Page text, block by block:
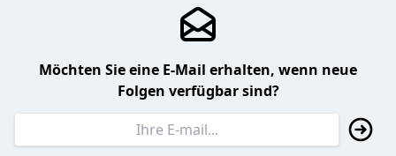
Möchten Sie eine E-Mail erhalten, wenn neue
Folgen verfügbar sind?